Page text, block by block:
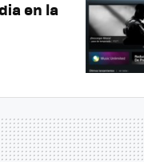
en la